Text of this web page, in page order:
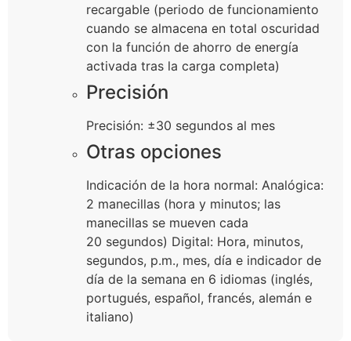
recargable (periodo de funcionamiento
cuando se almacena en total oscuridad
con la función de ahorro de energía
activada tras la carga completa)
Precisión
Precisión: ±30 segundos al mes
Otras opciones
Indicación de la hora normal: Analógica:
2 manecillas (hora y minutos; las
manecillas se mueven cada
20 segundos) Digital: Hora, minutos,
segundos, p.m., mes, día e indicador de
día de la semana en 6 idiomas (inglés,
portugués, español, francés, alemán e
italiano)